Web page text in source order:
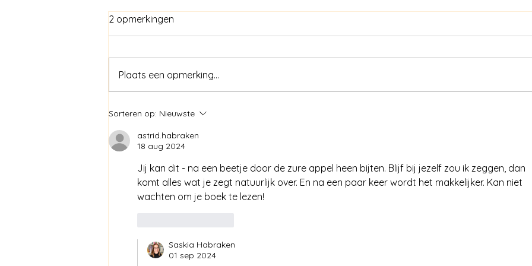
2 opmerkingen
Plaats een opmerking...
Sorteren op: Nieuwste
astrid.habraken
18 aug 2024
Jij kan dit - na een beetje door de zure appel heen bijten. Blijf bij jezelf zou ik zeggen, dan
komt alles wat je zegt natuurlijk over. En na een paar keer wordt het makkelijker. Kan niet
wachten om je boek te lezen!
Saskia Habraken
01 sep 2024